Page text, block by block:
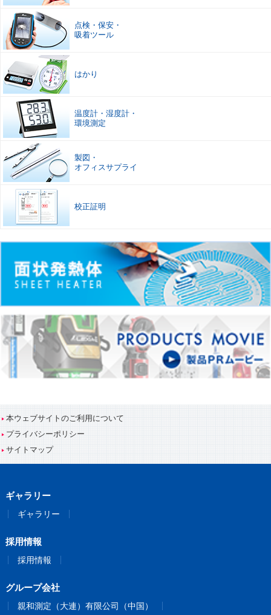
点検 ・ 保安 ・
吸着ツール
はかり
温度計 ・ 湿度計 ・
環境測定
製図 ・
オフィスサプライ
校正証明
本ウェブサイトのご利用について
プライバシーポリシー
サイトマップ
ギャラリー
ギャラリー
採用情報
採用情報
グループ会社
親和測定（大連）有限公司（中国）